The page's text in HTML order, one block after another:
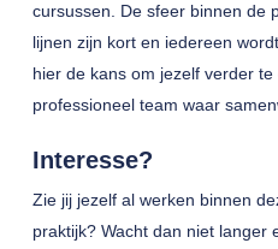
cursussen. De sfeer binnen de
lijnen zijn kort en iedereen
hier de kans om jezelf verder
professioneel team waar
Interesse?
Zie jij jezelf al werken binnen
praktijk? Wacht dan niet langer